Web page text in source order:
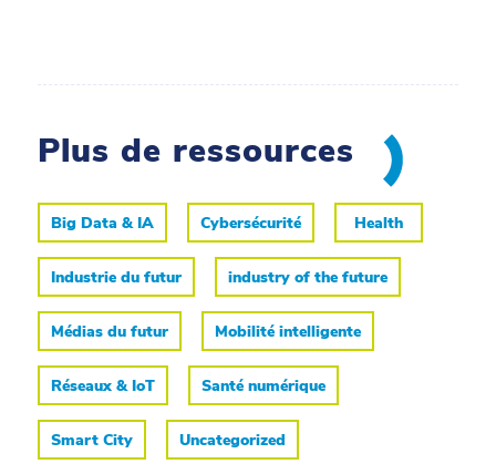
Plus de ressources
Big Data & IA Cybersécurité Health
Industrie du futur industry of the future
Médias du futur Mobilité intelligente
Réseaux & IoT Santé numérique
Smart City Uncategorized